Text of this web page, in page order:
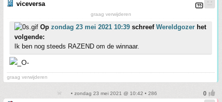
viceversa
graag verwijderen
Op zondag 23 mei 2021 10:39 schreef Wereldgozer het
volgende:
Ik ben nog steeds RAZEND om de winnaar.
graag verwijderen
• zondag 23 mei 2021 @ 10:42 • 286